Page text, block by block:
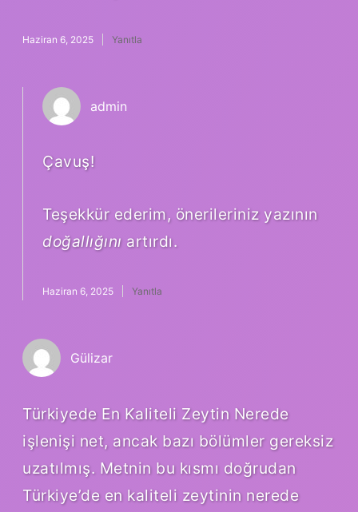
Haziran 6, 2025 Yanıtla
admin
Çavuş!
Teşekkür ederim, önerileriniz yazının
doğallığını artırdı.
Haziran 6, 2025 Yanıtla
Gülizar
Türkiyede En Kaliteli Zeytin Nerede
işlenişi net, ancak bazı bölümler gereksiz
uzatılmış. Metnin bu kısmı doğrudan
Türkiye’de en kaliteli zeytinin nerede